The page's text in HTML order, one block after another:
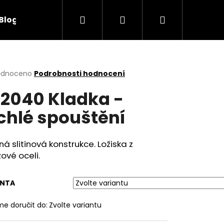
Obchodní podmínky Kontakty
Hledat PřihlášeníNákupní
Podrobnosti hodnocení
Kladka -
spouštění
slitinová konstrukce. Ložiska z
oceli.
doručit do: Zvolte variantu